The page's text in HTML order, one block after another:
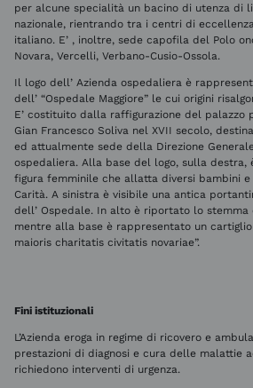
per alcune specialità un bacino di utenza di
nazionale, rientrando tra i centri di
italiano. E’ , inoltre, sede capofila del Polo
Novara, Vercelli, Verbano-Cusio-Ossola.
Il logo dell’ Azienda ospedaliera è
dell’ “Ospedale Maggiore” le cui origini
E’ costituito dalla raffigurazione del palazzo
Gian Francesco Soliva nel XVII secolo,
ed attualmente sede della Direzione
ospedaliera. Alla base del logo, sulla destra,
figura femminile che allatta diversi bambini
Carità. A sinistra è visibile una antica
dell’ Ospedale. In alto è riportato lo
mentre alla base è rappresentato un
maioris charitatis civitatis novariae”.
Fini istituzionali
L’Azienda eroga in regime di ricovero e
prestazioni di diagnosi e cura delle malattie
richiedono interventi di urgenza.